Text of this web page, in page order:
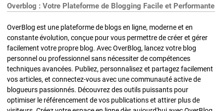
Overblog : Votre Plateforme de Blogging Facile et Performante
OverBlog est une plateforme de blogs en ligne, moderne et en
constante évolution, conçue pour vous permettre de créer et gérer
facilement votre propre blog. Avec OverBlog, lancez votre blog
personnel ou professionnel sans nécessiter de compétences
techniques avancées. Publiez, personnalisez et partagez facilement
vos articles, et connectez-vous avec une communauté active de
blogueurs passionnés. Découvrez des outils puissants pour
optimiser le référencement de vos publications et attirer plus de